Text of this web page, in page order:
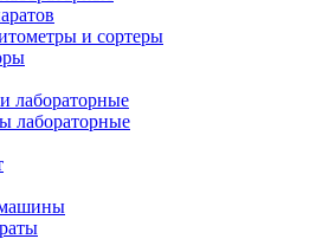
и сортеры
лабораторные
лабораторные